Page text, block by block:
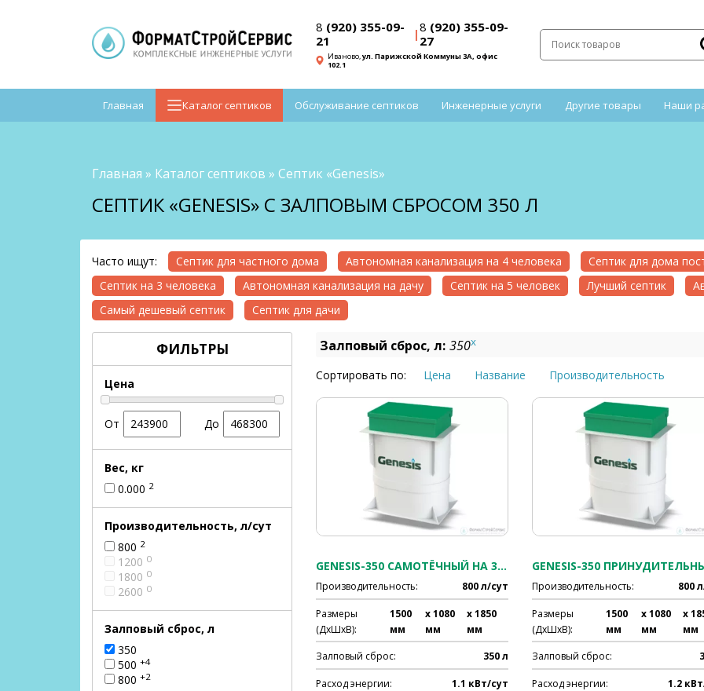
8 (920) 355-09-
21
|8 (920) 355-09-
27
Иваново,ул. Парижской Коммуны 3А, офис
102.1
Главная Каталог септиков Обслуживание септиков Инженерные услуги Другие товары Наши
Главная » Каталог септиков » Септик «Genesis»
СЕПТИК «GENESIS» С ЗАЛПОВЫМ СБРОСОМ 350 Л
Часто ищут: Септик для частного дома Автономная канализация на 4 человека
Септик для дома
Септик на 3 человека
Автономная канализация на дачу Септик на 5 человек Лучший септик
Самый дешевый септик
Септик для дачи
ФИЛЬТРЫ
Цена
От До
Вес, кг
0.000 2
Производительность, л/сут
800 2
1200 0
1800 0
2600 0
Залповый сброс, л
350
500 +4
800 +2
Залповый сброс, л: 350x
Сортировать по: Цена Название Производительность
GENESIS-350 САМОТЁЧНЫЙ НА 3-4 ЧЕЛ.
Производительность: 800 л/сут
Размеры
(ДхШхВ):
1500
мм
x 1080
мм
x 1850
мм
Залповый сброс: 350 л
Расход энергии: 1.1 кВт/сут
Производительность: 800
Размеры
(ДхШхВ):
1500
мм
x 1080
мм
x
мм
Залповый сброс:
Расход энергии: 1.2